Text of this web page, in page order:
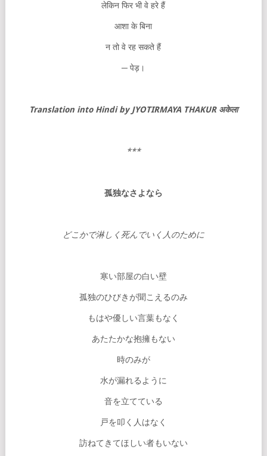
लेकिन फिर भी वे हरे हैं
आशा के बिना
न तो वे रह सकते हैं
─ पेड़।
Translation into Hindi by JYOTIRMAYA THAKUR अकेला
***
孤独なさよなら
どこかで淋しく死んでいく人のために
寒い部屋の白い壁
孤独のひびきが聞こえるのみ
もはや優しい言葉もなく
あたたかな抱擁もない
時のみが
水が漏れるように
音を立てている
戸を叩く人はなく
訪ねてきてほしい者もいない